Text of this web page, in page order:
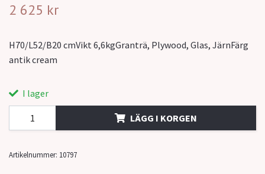
2 625 kr
H70/L52/B20 cmVikt 6,6kgGranträ, Plywood, Glas, JärnFärg
antik cream
I lager
LÄGG I KORGEN
Artikelnummer: 10797